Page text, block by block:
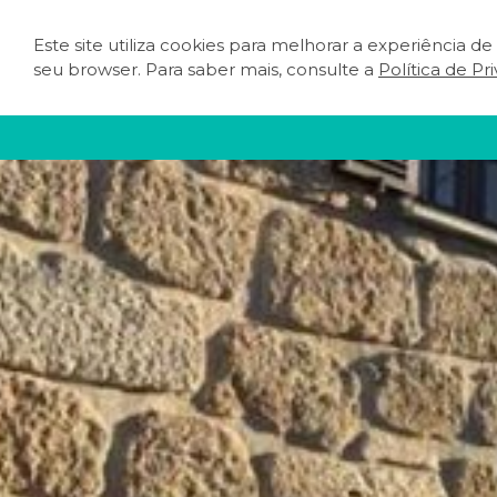
Este site utiliza cookies para melhorar a experiência
seu browser. Para saber mais, consulte a Política de
O QUE FAZER